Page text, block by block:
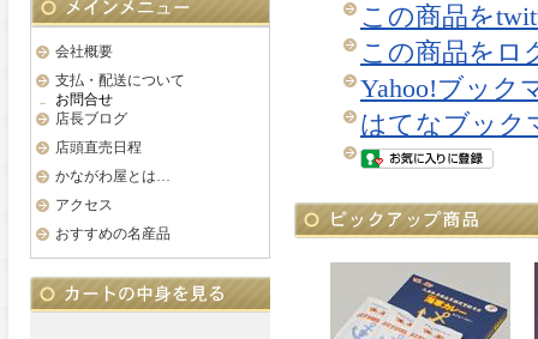
会社概要
支払・配送について
お問合せ
店長ブログ
店頭直売日程
かながわ屋とは…
アクセス
おすすめの名産品
この商品を
この商品をロ
Yahoo!ブック
はてなブック